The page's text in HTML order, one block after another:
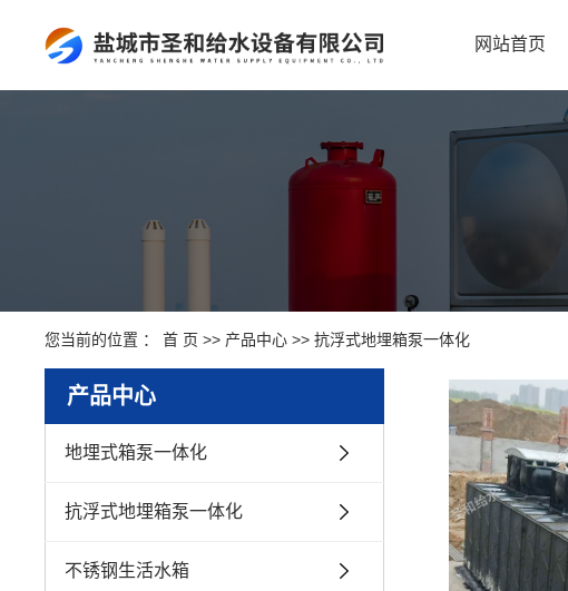
网站首页
您当前的位置 ：首 页 >> 产品中心 >>抗浮式地埋箱泵一体化
产品中心
地埋式箱泵一体化
抗浮式地埋箱泵一体化
不锈钢生活水箱